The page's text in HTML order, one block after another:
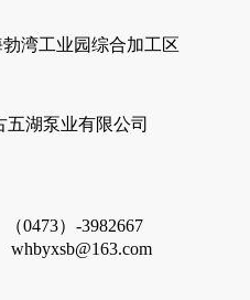
湾工业园综合加工区
五湖泵业有限公司
）-3982667